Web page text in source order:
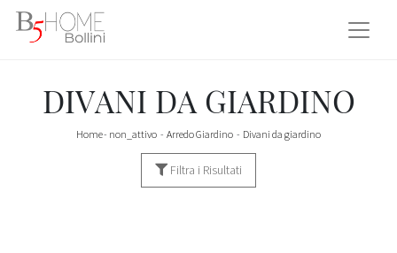
DIVANI DA GIARDINO
Home- non_attivo - Arredo Giardino - Divani da giardino
Filtra i Risultati